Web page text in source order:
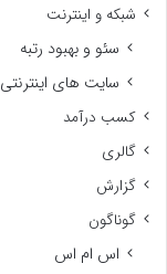
شبکه و اینترنت
سئو و بهبود رتبه
سایت های اینترنتی
کسب درآمد
گالری
گزارش
گوناگون
اس ام اس